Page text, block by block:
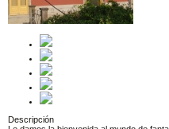
Descripción